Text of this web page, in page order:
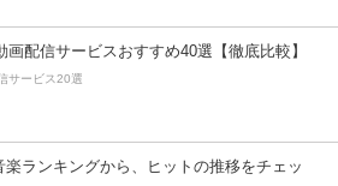
画配信サービスおすすめ40選【徹底比較】
サービス20選
楽ランキングから、ヒットの推移をチェッ